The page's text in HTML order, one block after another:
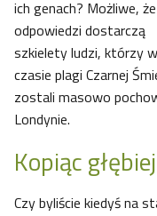
ich genach? Możliwe, że
odpowiedzi dostarczą
szkielety ludzi, którzy w
czasie plagi Czarnej
zostali masowo
Londynie.
Kopiąc głębiej
Czy byliście kiedyś na